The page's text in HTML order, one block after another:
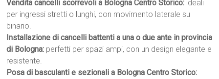
Vendita cancelli scorrevoli a Bologna Centro Storico: ideali
per ingressi stretti o lunghi, con movimento laterale su
binario.
Installazione di cancelli battenti a una o due ante in provincia
di Bologna: perfetti per spazi ampi, con un design elegante e
resistente.
Posa di basculanti e sezionali a Bologna Centro Storico: